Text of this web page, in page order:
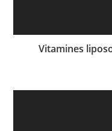
Vitamines